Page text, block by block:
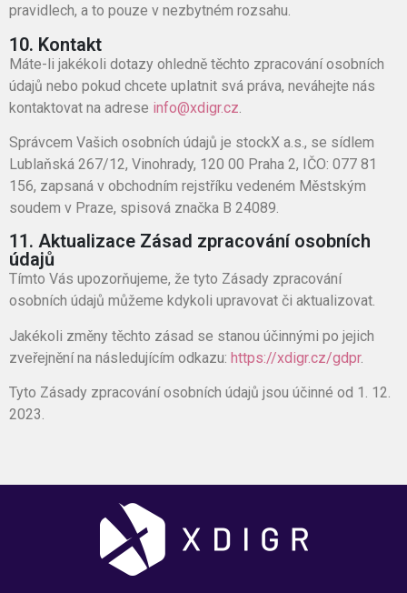
pravidlech, a to pouze v nezbytném rozsahu.
10. Kontakt
Máte-li jakékoli dotazy ohledně těchto zpracování osobních
údajů nebo pokud chcete uplatnit svá práva, neváhejte nás
kontaktovat na adrese info@xdigr.cz
Správcem Vašich osobních údajů je stockX a.s., se sídlem
Lublaňská 267/12, Vinohrady, 120 00 Praha 2, IČO: 077 81
156, zapsaná v obchodním rejstříku vedeném Městským
soudem v Praze, spisová značka B 24089.
11. Aktualizace Zásad zpracování osobních
údajů
Tímto Vás upozorňujeme, že tyto Zásady zpracování
osobních údajů můžeme kdykoli upravovat či aktualizovat.
Jakékoli změny těchto zásad se stanou účinnými po jejich
zveřejnění na následujícím odkazu: https://xdigr.cz/gdpr.
Tyto Zásady zpracování osobních údajů jsou účinné od 1. 12.
2023.